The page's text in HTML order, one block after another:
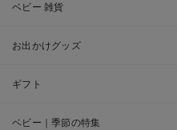
ベビー 雑貨
お出かけグッズ
ギフト
ベビー｜季節の特集